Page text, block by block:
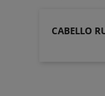
CABELLO